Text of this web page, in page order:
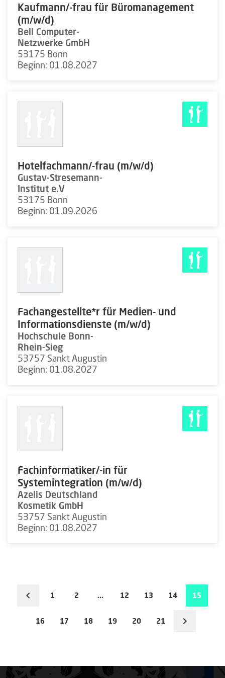
Kaufmann/-frau für Büromanagement
(m/w/d)
Bell Computer-
Netzwerke GmbH
53175 Bonn
Beginn: 01.08.2027
Hotelfachmann/-frau (m/w/d)
Gustav-Stresemann-
Institut e.V
53175 Bonn
Beginn: 01.09.2026
Fachangestellte*r für Medien- und
Informationsdienste (m/w/d)
Hochschule Bonn-
Rhein-Sieg
53757 Sankt Augustin
Beginn: 01.08.2027
Fachinformatiker/-in für
Systemintegration (m/w/d)
Azelis Deutschland
Kosmetik GmbH
53757 Sankt Augustin
Beginn: 01.08.2027
1 2 ... 12 13 14 15
16 17 18 19 20 21